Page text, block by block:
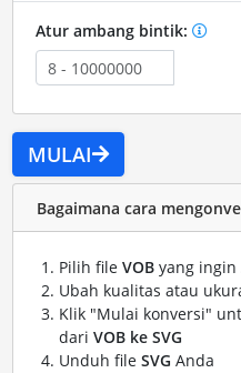
Atur ambang bintik:
MULAI
Bagaimana cara
Pilih file VOByang ingin
Ubah kualitas atau
Klik "Mulai konversi"
dari VOB ke SVG
Unduh file SVG Anda